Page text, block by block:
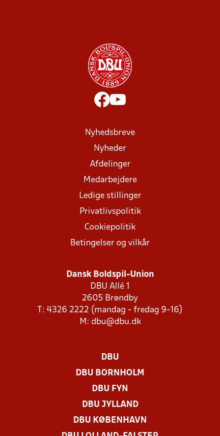
Nyhedsbreve
Nyheder
Afdelinger
Medarbejdere
Ledige stillinger
Privatlivspolitik
Cookiepolitik
Betingelser og vilkår
Dansk Boldspil-Union
DBU Allé 1
2605 Brøndby
T: 4326 2222 (mandag - fredag 9-16)
M: dbu@dbu.dk
DBU
DBU BORNHOLM
DBU FYN
DBU JYLLAND
DBU KØBENHAVN